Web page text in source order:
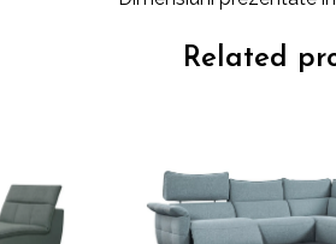
Related